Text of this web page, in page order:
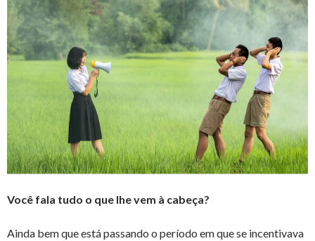
Você fala tudo o que lhe vem à cabeça?
Ainda bem que está passando o período em que se incentivava